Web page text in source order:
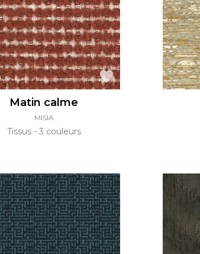
Matin calme
MISIA
Tissus 3 couleurs